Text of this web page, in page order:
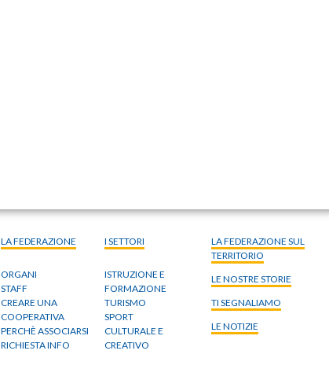
LA FEDERAZIONE
ORGANI
STAFF
CREARE UNA
COOPERATIVA
PERCHÈ ASSOCIARSI
RICHIESTA INFO
LA FEDERAZIONE SUL
TERRITORIO
I SETTORI
ISTRUZIONE E
FORMAZIONE
TURISMO
SPORT
CULTURALE E
CREATIVO
LE NOSTRE STORIE
TI SEGNALIAMO
LE NOTIZIE